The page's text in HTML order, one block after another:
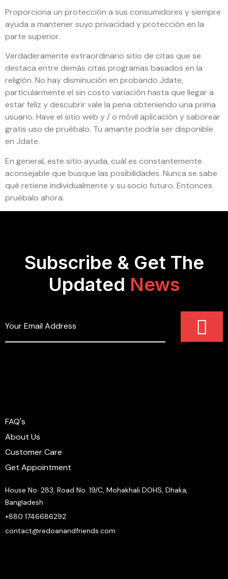
Proporciona un protección a sus consumidores y siempre
ayuda a mantener suyo privacidad y protección en la
parte superior.
Verdaderamente extraordinario sitio de citas que se
destaca entre demás citas programas basados ​​en la
religión. No hay disminución en probando Jdate,
particularmente el sin costo variación hasta que llegar a
estar feliz y descubrir vale la pena obteniendo una prima
usuario. Have el sitio web y / o móvil aplicación y saborear
gratis uso de pruébalo. Tu amante podría ser disponible
en Jdate.
En general, este sitio ayuda, cuál es constantemente
aconsejable que busque las posibilidades. Nunca se sabe
qué retiene individualmente y su socio futuro. Entonces
pruébalo ahora.
Subscribe & Get The
Updated News
FAQ's
About Us
Customer Care
Get Appointment
House No. 283, Road No. 19/C, Mohakhali DOHS, Dhaka,
Bangladesh
+880 1746686292
contact@redoanandfriends.com